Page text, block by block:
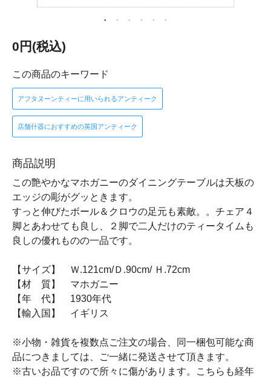
0円(税込)
この商品のキーワード
アフタヌーンティーに用いられるアンティーク
店舗什器におすすめの英国アンティーク
商品説明
この艶やかなマホガニーのダイニングテーブルは天板の
エッジの彫がグッときます。
すっと伸びたボール＆クロウの足元も素敵。。チェア４
脚とあわせても良し、２脚で二人だけのティータイムも
良しの優れものの一品です。
【サイズ】 Ｗ.121cm/Ｄ.90cm/ Ｈ.72cm
【材 質】 マホガニー
【年 代】 1930年代
【輸入国】 イギリス
※小物・雑貨を複数点ご注文の場合、同一梱包可能な商
品につきましては、ご一緒に発送させて頂きます。
※古いお品ですので所々に傷があります。こちらも経年